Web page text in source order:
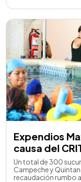
Expendios
causa del
Un total de 300
Campeche y
recaudación rumbo